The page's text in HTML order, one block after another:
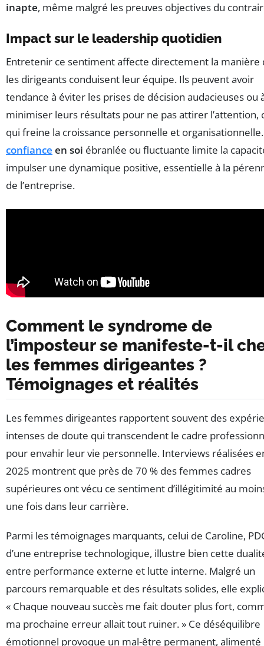
inapte, même malgré les preuves objectives du
Impact sur le leadership quotidien
Entretenir ce sentiment affecte directement la manière
les dirigeants conduisent leur équipe. Ils peuvent avoir
tendance à éviter les prises de décision audacieuses ou
minimiser leurs résultats pour ne pas attirer l’attention,
qui freine la croissance personnelle et
confiance en soi ébranlée ou fluctuante limite la
impulser une dynamique positive, essentielle à la
de l’entreprise.
Comment le syndrome de
l’imposteur se manifeste-t-il
les femmes dirigeantes ?
Témoignages et réalités
Les femmes dirigeantes rapportent souvent des
intenses de doute qui transcendent le cadre
pour envahir leur vie personnelle. Interviews réalisées
2025 montrent que près de 70 % des femmes cadres
supérieures ont vécu ce sentiment d’illégitimité au
une fois dans leur carrière.
Parmi les témoignages marquants, celui de Caroline,
d’une entreprise technologique, illustre bien cette
entre performance externe et lutte interne. Malgré un
parcours remarquable et des résultats solides, elle
« Chaque nouveau succès me fait douter plus fort,
ma prochaine erreur allait tout ruiner. » Ce déséquilibre
émotionnel provoque un mal-être permanent, alimenté